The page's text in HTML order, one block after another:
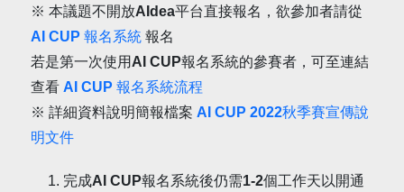
※ 本議題不開放AIdea平台直接報名，欲參加者請從
AI CUP 報名系統報名
若是第一次使用AI CUP報名系統的參賽者，可至連結
查看 AI CUP 報名系統流程
※ 詳細資料說明簡報檔案 AI CUP 2022秋季賽宣傳說
明文件
完成AI CUP報名系統後仍需1-2個工作天以開通